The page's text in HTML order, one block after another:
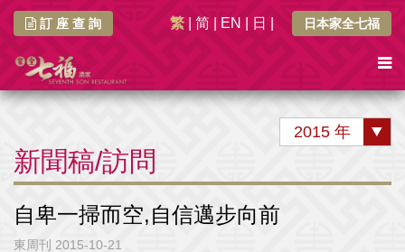
日本家全七福
繁 简 EN 日
訂 座 查 詢
2015 年
新聞稿/訪問
自卑一掃而空,自信邁步向前
東周刊 2015-10-21